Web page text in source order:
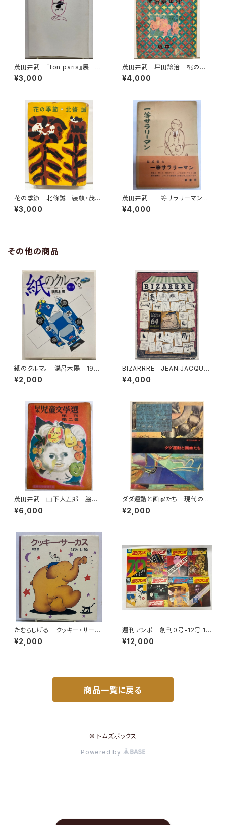
茂田井武 『ton paris』展 図
録 2010年 大川美術館
¥3,000
茂田井武 坪田譲治 桃の
實 昭和22年（1947） 東西社
¥4,000
花の季節 北條誠 装幀・茂田
井武 1954年 初版 東京文
藝社
¥3,000
茂田井武 一等サラリーマン
源氏鶏太 昭和27年 初版
帯 要書房
¥4,000
その他の商品
紙のクルマ。 溝呂木陽 1994
年初版の1996年重刷 二玄社
¥2,000
BIZARRRE JEAN.JACQUE
S PAUVERT編 1964年 BI
ZARRE36-37
¥4,000
茂田井武 山下大五郎 脇田
和 日本児童文学選 年刊第
二集 児童文学者協会 編 昭
¥6,000
ダダ運動と画家たち 現代の絵
画16 1973年 平凡社
¥2,000
たむらしげる クッキー・サーカ
ス 1992年 初版 架空社
¥2,000
週刊アンポ 創刊０号-12号 13
冊 小田実 1970年 アンポ
社
¥12,000
商品一覧に戻る
© トムズボックス
Powered by